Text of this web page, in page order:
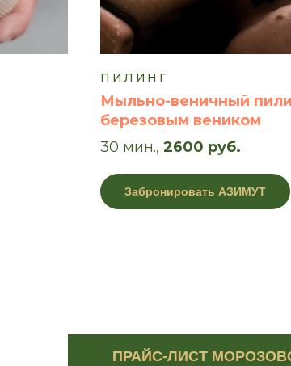
ПИЛИНГ
Мыльно-веничный
березовым веником
30 мин., 2600 руб.
Забронировать АЗИМУТ
ПРАЙС-ЛИСТ